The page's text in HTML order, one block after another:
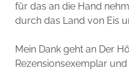
für das an die Hand
durch das Land von Eis
Mein Dank geht an Der
Rezensionsexemplar